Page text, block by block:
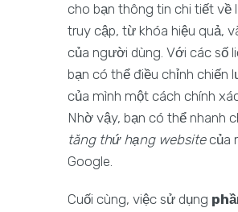
cho bạn thông tin chi tiết về
truy cập, từ khóa hiệu quả,
của người dùng. Với các số
bạn có thể điều chỉnh chiến
của mình một cách chính
Nhờ vậy, bạn có thể nhanh
tăng thứ hạng websitecủa
Google.
Cuối cùng, việc sử dụng